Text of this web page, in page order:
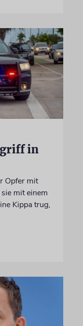
in
Opfer mit
mit einem
Kippa trug,